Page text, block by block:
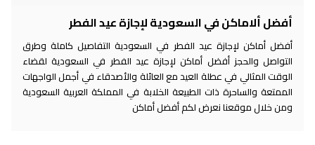
أفضل ألاماكن في السعودية لإجازة عيد الفطر
أفضل أماكن لإجازة عيد الفطر في السعودية التفاصيل كاملة وطرق
التواصل والحجز أفضل أماكن لإجازة عيد الفطر في السعودية لقضاء
الوقت المثالي في عطلة العيد مع العائلة والأصدقاء في أجمل الواجهات
الممتعة والساحرة ذات الطبيعة الخلابة في المملكة العربية السعودية
ومن خلال موقعنا نعرض لكم أفضل أماكن